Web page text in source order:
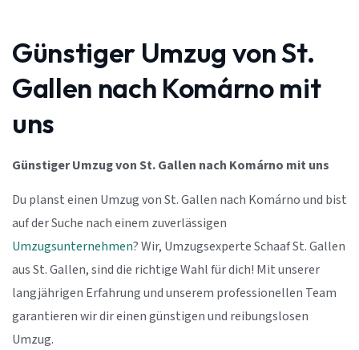
Günstiger Umzug von St.
Gallen nach Komárno mit
uns
Günstiger Umzug von St. Gallen nach Komárno mit uns
Du planst einen Umzug von St. Gallen nach Komárno und bist
auf der Suche nach einem zuverlässigen
Umzugsunternehmen? Wir, Umzugsexperte Schaaf St. Gallen
aus St. Gallen, sind die richtige Wahl für dich! Mit unserer
langjährigen Erfahrung und unserem professionellen Team
garantieren wir dir einen günstigen und reibungslosen
Umzug.